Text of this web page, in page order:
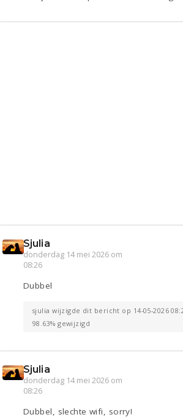
Sjulia
donderdag 14 mei 2026 om
08:26
Dubbel
sjulia wijzigde dit bericht op 14-05-2026
98.63% gewijzigd
Sjulia
donderdag 14 mei 2026 om
08:26
Dubbel, slechte wifi, sorry!